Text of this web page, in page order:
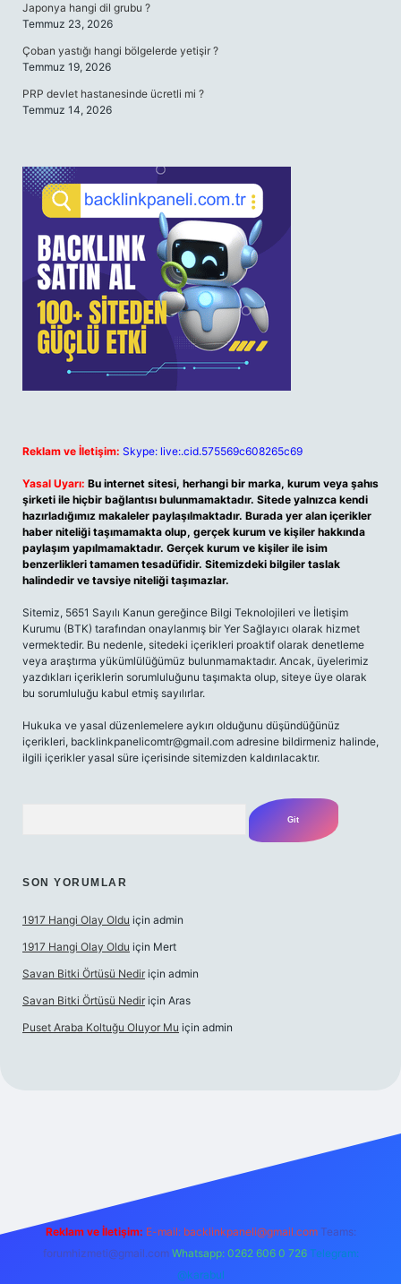
Japonya hangi dil grubu ?
Temmuz 23, 2026
Çoban yastığı hangi bölgelerde yetişir ?
Temmuz 19, 2026
PRP devlet hastanesinde ücretli mi ?
Temmuz 14, 2026
Reklam ve İletişim: Skype: live:.cid.575569c608265c69
Yasal Uyarı: Bu internet sitesi, herhangi bir marka, kurum veya şahıs
şirketi ile hiçbir bağlantısı bulunmamaktadır. Sitede yalnızca kendi
hazırladığımız makaleler paylaşılmaktadır. Burada yer alan içerikler
haber niteliği taşımamakta olup, gerçek kurum ve kişiler hakkında
paylaşım yapılmamaktadır. Gerçek kurum ve kişiler ile isim
benzerlikleri tamamen tesadüfidir. Sitemizdeki bilgiler taslak
halindedir ve tavsiye niteliği taşımazlar.
Sitemiz, 5651 Sayılı Kanun gereğince Bilgi Teknolojileri ve İletişim
Kurumu (BTK) tarafından onaylanmış bir Yer Sağlayıcı olarak hizmet
vermektedir. Bu nedenle, sitedeki içerikleri proaktif olarak denetleme
veya araştırma yükümlülüğümüz bulunmamaktadır. Ancak, üyelerimiz
yazdıkları içeriklerin sorumluluğunu taşımakta olup, siteye üye olarak
bu sorumluluğu kabul etmiş sayılırlar.
Hukuka ve yasal düzenlemelere aykırı olduğunu düşündüğünüz
içerikleri, backlinkpanelicomtr@gmail.com adresine bildirmeniz halinde,
ilgili içerikler yasal süre içerisinde sitemizden kaldırılacaktır.
SON YORUMLAR
1917 Hangi Olay Oldu için admin
1917 Hangi Olay Oldu için Mert
Savan Bitki Örtüsü Nedir için admin
Savan Bitki Örtüsü Nedir için Aras
Puset Araba Koltuğu Oluyor Mu için admin
Reklam ve İletişim: E-mail: backlinkpaneli@gmail.com Teams:
forumhizmeti@gmail.com Whatsapp: 0262 606 0 726 Telegram:
@karabul